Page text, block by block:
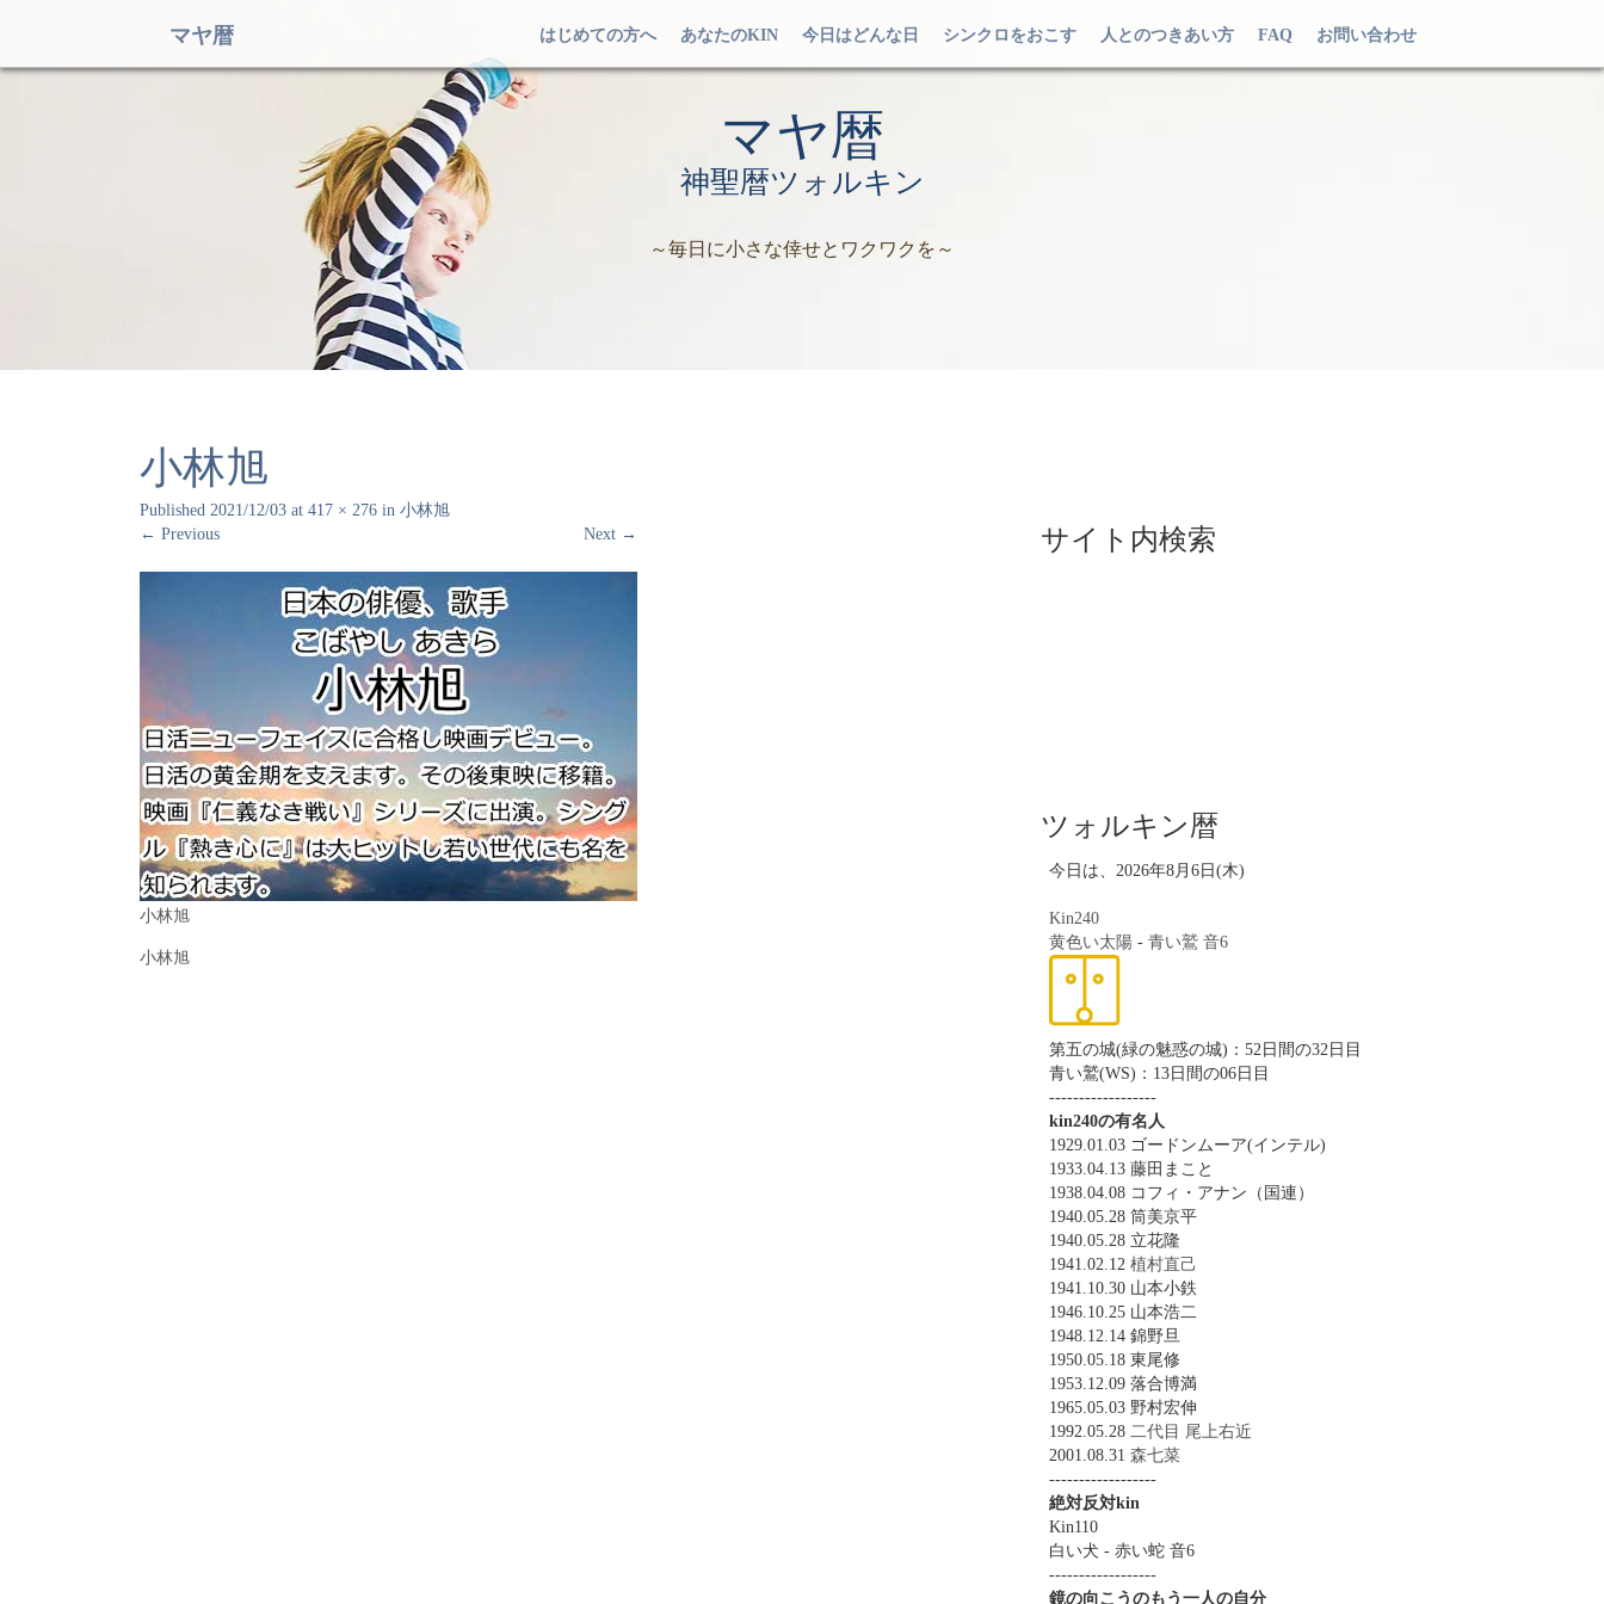
マヤ暦 はじめての方へ あなたのKIN 今日はどんな日 シンクロをおこす 人とのつきあい方 FAQ お問い合わせ
マヤ暦
神聖暦ツォルキン
～毎日に小さな倖せとワクワクを～
小林旭
Published 2021/12/03 at 417 × 276 in 小林旭
← Previous Next →
小林旭
小林旭
サイト内検索
ツォルキン暦
今日は、2026年8月6日(木)
Kin240
黄色い太陽 - 青い鷲 音6
第五の城(緑の魅惑の城)：52日間の32日目
青い鷲(WS)：13日間の06日目
------------------
kin240の有名人
1929.01.03 ゴードンムーア(インテル)
1933.04.13 藤田まこと
1938.04.08 コフィ・アナン（国連）
1940.05.28 筒美京平
1940.05.28 立花隆
1941.02.12 植村直己
1941.10.30 山本小鉄
1946.10.25 山本浩二
1948.12.14 錦野旦
1950.05.18 東尾修
1953.12.09 落合博満
1965.05.03 野村宏伸
1992.05.28 二代目 尾上右近
2001.08.31 森七菜
------------------
絶対反対kin
Kin110
白い犬 - 赤い蛇 音6
------------------
鏡の向こうのもう一人の自分